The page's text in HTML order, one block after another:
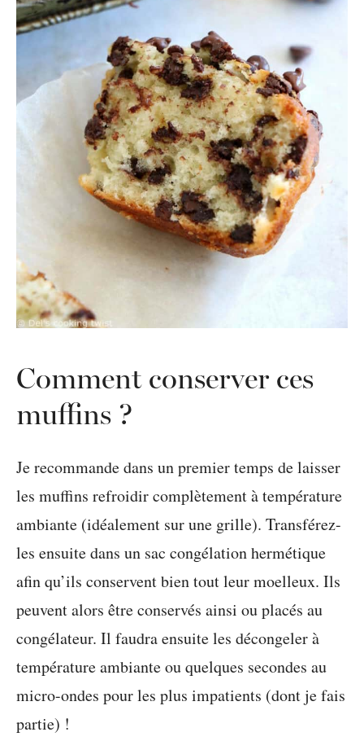
Comment conserver ces
muffins ?
Je recommande dans un premier temps de laisser
les muffins refroidir complètement à température
ambiante (idéalement sur une grille). Transférez-
les ensuite dans un sac congélation hermétique
afin qu’ils conservent bien tout leur moelleux. Ils
peuvent alors être conservés ainsi ou placés au
congélateur. Il faudra ensuite les décongeler à
température ambiante ou quelques secondes au
micro-ondes pour les plus impatients (dont je fais
partie) !